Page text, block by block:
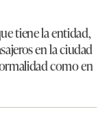
tiene la entidad,
en la ciudad
como en